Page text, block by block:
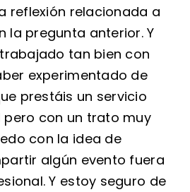
reflexión relacionada a
la pregunta anterior. Y
tan bien con
experimentado de
prestáis un servicio
con un trato muy
con la idea de
algún evento fuera
Y estoy seguro de